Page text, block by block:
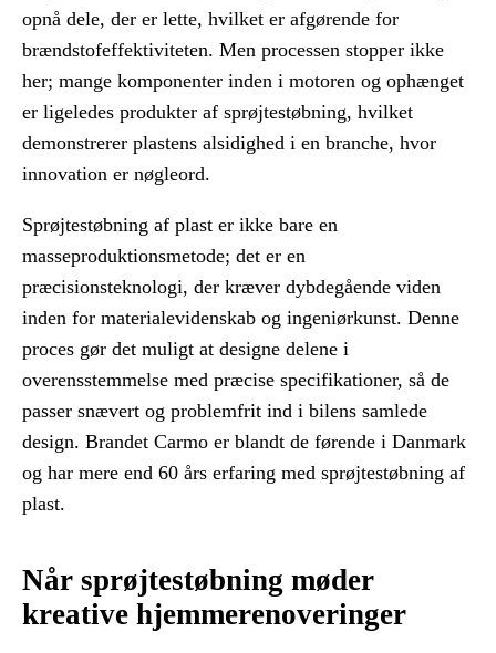
opnå dele, der er lette, hvilket er afgørende for
brændstofeffektiviteten. Men processen stopper ikke
her; mange komponenter inden i motoren og ophænget
er ligeledes produkter af sprøjtestøbning, hvilket
demonstrerer plastens alsidighed i en branche, hvor
innovation er nøgleord.
Sprøjtestøbning af plast er ikke bare en
masseproduktionsmetode; det er en
præcisionsteknologi, der kræver dybdegående viden
inden for materialevidenskab og ingeniørkunst. Denne
proces gør det muligt at designe delene i
overensstemmelse med præcise specifikationer, så de
passer snævert og problemfrit ind i bilens samlede
design. Brandet Carmo er blandt de førende i Danmark
og har mere end 60 års erfaring med sprøjtestøbning af
plast.
Når sprøjtestøbning møder
kreative hjemmerenoveringer